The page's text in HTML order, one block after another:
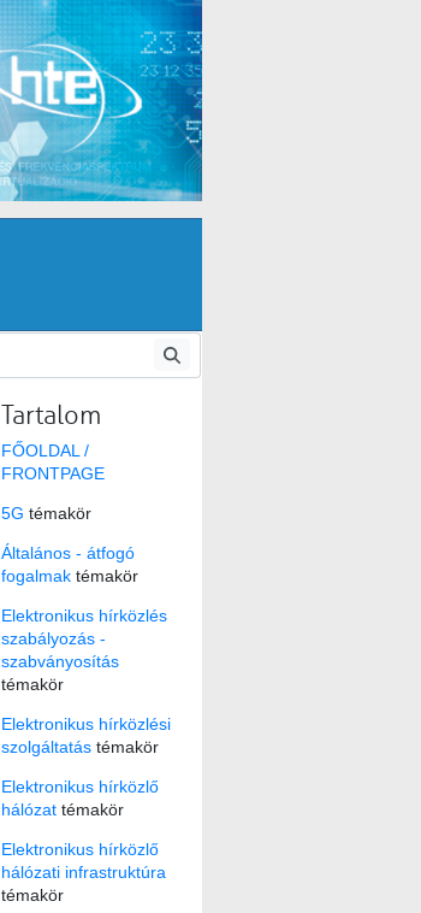
Tartalom
FŐOLDAL /
FRONTPAGE
5G témakör
Általános - átfogó
fogalmaktémakör
Elektronikus hírközlés
szabályozás -
szabványosítás
témakör
Elektronikus hírközlési
szolgáltatástémakör
Elektronikus hírközlő
hálózattémakör
Elektronikus hírközlő
hálózati infrastruktúra
témakör